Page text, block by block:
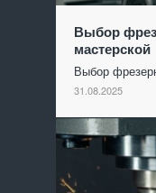
Выбор
мастерской
Выбор
31.08.2025